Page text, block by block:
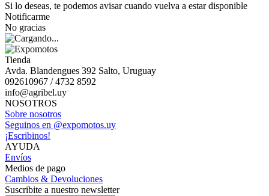
Si lo deseas, te podemos avisar cuando vuelva a estar disponible
Notificarme
No gracias
Tienda
Avda. Blandengues 392 Salto, Uruguay
092610967 / 4732 8592
info@agribel.uy
NOSOTROS
Sobre nosotros
Seguinos en @expomotos.uy
¡Escribinos!
AYUDA
Envíos
Medios de pago
Cambios & Devoluciones
Suscribite a nuestro newsletter